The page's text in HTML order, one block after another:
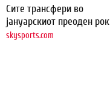
Сите трансфери во
јануарскиот преоден рок
skysports.com